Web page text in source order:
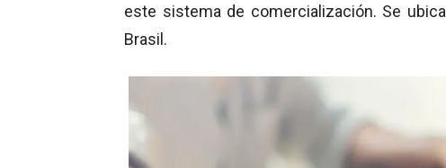
este sistema de comercialización. Se ubica
Brasil.